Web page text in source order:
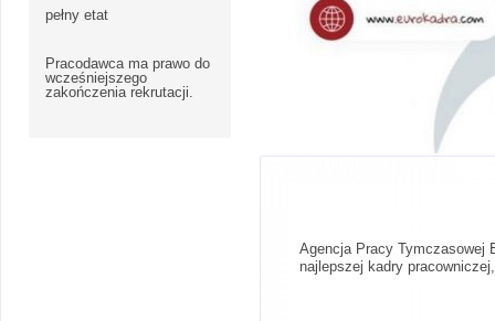
pełny etat
Pracodawca ma prawo do
wcześniejszego
zakończenia rekrutacji.
Agencja Pracy Tymczasowej
najlepszej kadry